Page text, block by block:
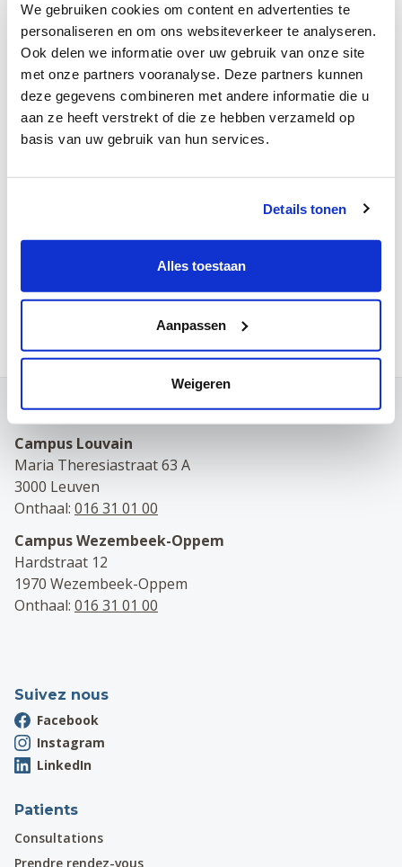
We gebruiken cookies om content en advertenties te
personaliseren en om ons websiteverkeer te analyseren.
Ook delen we informatie over uw gebruik van onze site
met onze partners vooranalyse. Deze partners kunnen
deze gegevens combineren met andere informatie die u
aan ze heeft verstrekt of die ze hebben verzameld op
basis van uw gebruik van hun services.
Details tonen
Alles toestaan
Aanpassen
Weigeren
Louvain: Tabacologie
Après-midi
Lundi
Prenez rendez-vous en ligne
Contact
Campus Louvain
Maria Theresiastraat 63 A
3000 Leuven
Onthaal: 016 31 01 00
Campus Wezembeek-Oppem
Hardstraat 12
1970 Wezembeek-Oppem
Onthaal: 016 31 01 00
Suivez nous
Facebook
Instagram
LinkedIn
Patients
Consultations
Prendre rendez-vous